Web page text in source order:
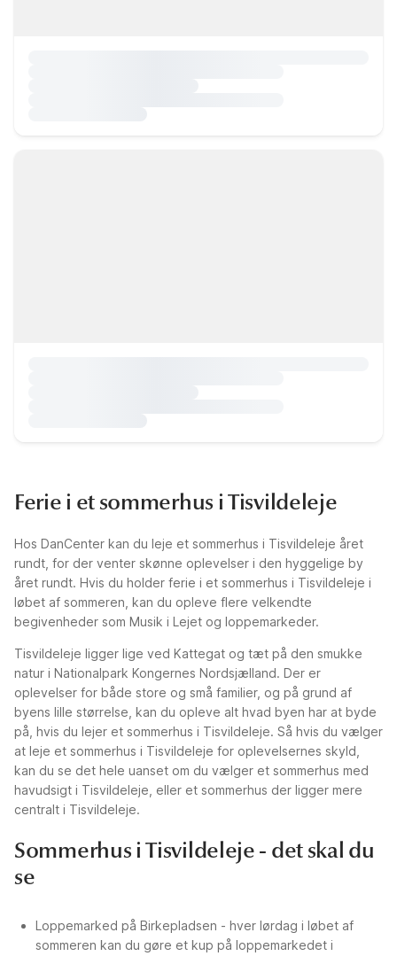
Ferie i et sommerhus i Tisvildeleje
Hos DanCenter kan du leje et sommerhus i Tisvildeleje året
rundt, for der venter skønne oplevelser i den hyggelige by
året rundt. Hvis du holder ferie i et sommerhus i Tisvildeleje i
løbet af sommeren, kan du opleve flere velkendte
begivenheder som Musik i Lejet og loppemarkeder.
Tisvildeleje ligger lige ved Kattegat og tæt på den smukke
natur i Nationalpark Kongernes Nordsjælland. Der er
oplevelser for både store og små familier, og på grund af
byens lille størrelse, kan du opleve alt hvad byen har at byde
på, hvis du lejer et sommerhus i Tisvildeleje. Så hvis du vælger
at leje et sommerhus i Tisvildeleje for oplevelsernes skyld,
kan du se det hele uanset om du vælger et sommerhus med
havudsigt i Tisvildeleje, eller et sommerhus der ligger mere
centralt i Tisvildeleje.
Sommerhus i Tisvildeleje - det skal du
se
Loppemarked på Birkepladsen - hver lørdag i løbet af
sommeren kan du gøre et kup på loppemarkedet i